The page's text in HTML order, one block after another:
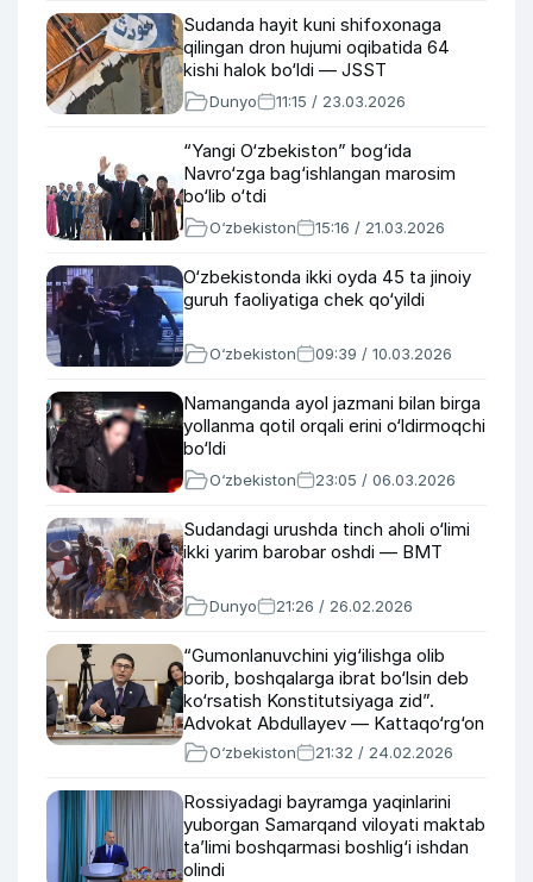
Sudanda hayit kuni shifoxonaga
qilingan dron hujumi oqibatida 64
kishi halok bo‘ldi — JSST
Dunyo 11:15 / 23.03.2026
“Yangi O‘zbekiston” bog‘ida
Navro‘zga bag‘ishlangan marosim
bo‘lib o‘tdi
O‘zbekiston 15:16 / 21.03.2026
O‘zbekistonda ikki oyda 45 ta jinoiy
guruh faoliyatiga chek qo‘yildi
O‘zbekiston 09:39 / 10.03.2026
Namanganda ayol jazmani bilan birga
yollanma qotil orqali erini o‘ldirmoqchi
bo‘ldi
O‘zbekiston 23:05 / 06.03.2026
Sudandagi urushda tinch aholi o‘limi
ikki yarim barobar oshdi — BMT
Dunyo 21:26 / 26.02.2026
“Gumonlanuvchini yig‘ilishga olib
borib, boshqalarga ibrat bo‘lsin deb
ko‘rsatish Konstitutsiyaga zid”.
Advokat Abdullayev — Kattaqo‘rg‘on
voqeasi haqida
O‘zbekiston 21:32 / 24.02.2026
Rossiyadagi bayramga yaqinlarini
yuborgan Samarqand viloyati maktab
ta’limi boshqarmasi boshlig‘i ishdan
olindi